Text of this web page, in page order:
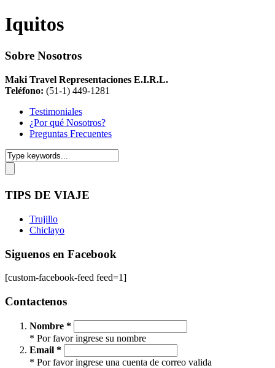
Iquitos
Sobre Nosotros
Maki Travel Representaciones E.I.R.L.
Teléfono: (51-1) 449-1281
Testimoniales
¿Por qué Nosotros?
Preguntas Frecuentes
TIPS DE VIAJE
Trujillo
Chiclayo
Siguenos en Facebook
[custom-facebook-feed feed=1]
Contactenos
Nombre *
* Por favor ingrese su nombre
Email *
* Por favor ingrese una cuenta de correo valida